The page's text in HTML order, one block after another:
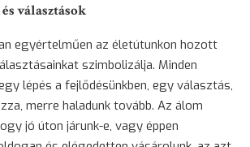
választások
egyértelműen az életútunkon hozott
szimbolizálja. Minden
lépés a fejlődésünkben, egy választás,
merre haladunk tovább. Az álom
jó úton járunk-e, vagy éppen